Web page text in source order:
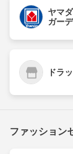
ヤマ
ガー
ドラ
ファッション